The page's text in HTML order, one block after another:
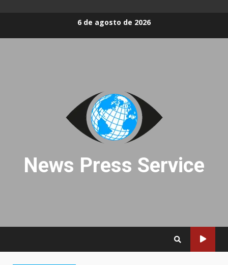
6 de agosto de 2026
News Press Service